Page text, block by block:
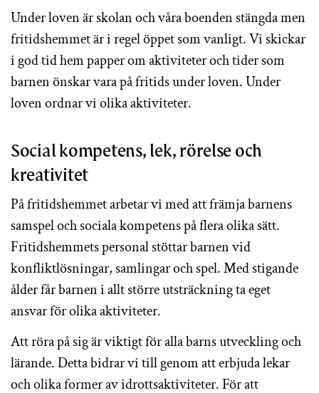
Under loven är skolan och våra boenden stängda men
fritidshemmet är i regel öppet som vanligt. Vi skickar
i god tid hem papper om aktiviteter och tider som
barnen önskar vara på fritids under loven. Under
loven ordnar vi olika aktiviteter.
Social kompetens, lek, rörelse och
kreativitet
På fritidshemmet arbetar vi med att främja barnens
samspel och sociala kompetens på flera olika sätt.
Fritidshemmets personal stöttar barnen vid
konfliktlösningar, samlingar och spel. Med stigande
ålder får barnen i allt större utsträckning ta eget
ansvar för olika aktiviteter.
Att röra på sig är viktigt för alla barns utveckling och
lärande. Detta bidrar vi till genom att erbjuda lekar
och olika former av idrottsaktiviteter. För att